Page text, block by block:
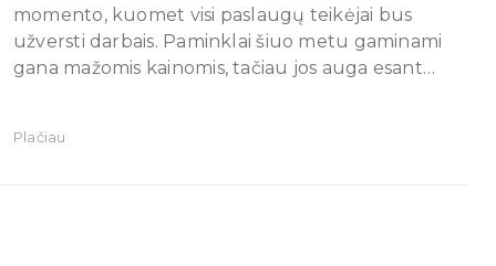
momento, kuomet visi paslaugų teikėjai bus
užversti darbais. Paminklai šiuo metu gaminami
gana mažomis kainomis, tačiau jos auga esant…
Plačiau